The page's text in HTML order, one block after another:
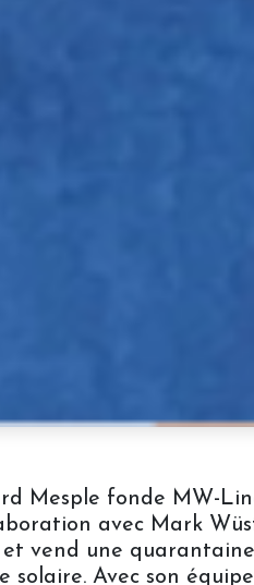
Mesple fonde MW-
avec Mark
vend une
Avec son